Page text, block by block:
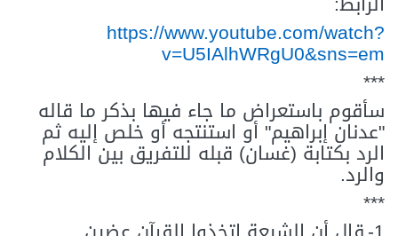
https://www.youtube.com/watch?
v=U5IAlhWRgU0&sns=em
***
سأقوم باستعراض ما جاء فيها بذكر ما قاله
"عدنان إبراهيم" أو استنتجه أو خلص إليه ثم
الرد بكتابة (غسان) قبله للتفريق بين الكلام
والرد.
***